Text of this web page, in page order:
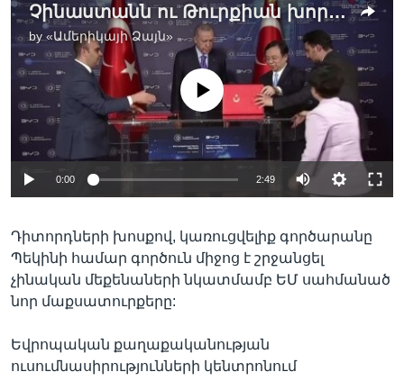
Չինաստանն ու Թուրքիան խորացնում են հարաբերությունները
by «Ամերիկայի Ձայն»
No media source currently available
0:00 2:49
Դիտորդների խոսքով, կառուցվելիք գործարանը
Պեկինի համար գործուն միջոց է շրջանցել
չինական մեքենաների նկատմամբ ԵՄ սահմանած
նոր մաքսատուրքերը:
Եվրոպական քաղաքականության
ուսումնասիրությունների կենտրոնում